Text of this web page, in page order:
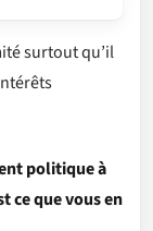
surtout qu’il
politique à
ce que vous en